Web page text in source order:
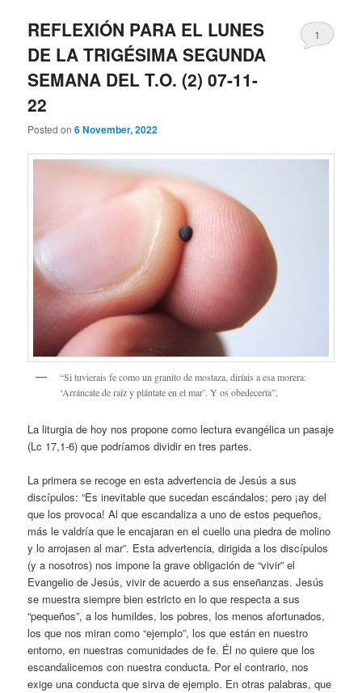
REFLEXIÓN PARA EL LUNES
DE LA TRIGÉSIMA SEGUNDA
SEMANA DEL T.O. (2) 07-11-
22
Posted on6 November, 2022
1
“Si tuvierais fe como un granito de mostaza, diríais a esa morera:
‘Arráncate de raíz y plántate en el mar’. Y os obedecería”.
La liturgia de hoy nos propone como lectura evangélica un pasaje
(Lc 17,1-6) que podríamos dividir en tres partes.
La primera se recoge en esta advertencia de Jesús a sus
discípulos: “Es inevitable que sucedan escándalos; pero ¡ay del
que los provoca! Al que escandaliza a uno de estos pequeños,
más le valdría que le encajaran en el cuello una piedra de molino
y lo arrojasen al mar”. Esta advertencia, dirigida a los discípulos
(y a nosotros) nos impone la grave obligación de “vivir” el
Evangelio de Jesús, vivir de acuerdo a sus enseñanzas. Jesús
se muestra siempre bien estricto en lo que respecta a sus
“pequeños”, a los humildes, los pobres, los menos afortunados,
los que nos miran como “ejemplo”, los que están en nuestro
entorno, en nuestras comunidades de fe. Él no quiere que los
escandalicemos con nuestra conducta. Por el contrario, nos
exige una conducta que sirva de ejemplo. En otras palabras, que